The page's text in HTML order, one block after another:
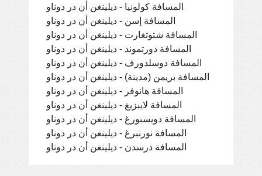
المسافة كولونيا - ديلينغن أن در دوناو
المسافة إسن - ديلينغن أن در دوناو
المسافة شتوتغارت - ديلينغن أن در دوناو
المسافة دورتموند - ديلينغن أن در دوناو
المسافة دوسلدورف - ديلينغن أن در دوناو
المسافة بريمن (مدينة) - ديلينغن أن در دوناو
المسافة هانوفر - ديلينغن أن در دوناو
المسافة لايبزيغ - ديلينغن أن در دوناو
المسافة دويسبورغ - ديلينغن أن در دوناو
المسافة نورنبرغ - ديلينغن أن در دوناو
المسافة درسدن - ديلينغن أن در دوناو